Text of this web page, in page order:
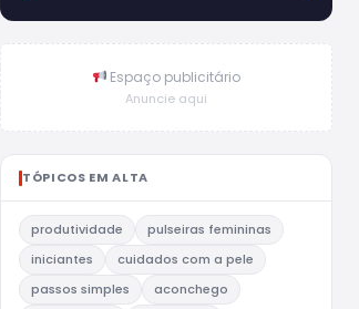
Espaço publicitário
Anuncie aqui
TÓPICOS EM ALTA
produtividade
pulseiras femininas
iniciantes
cuidados com a pele
passos simples
aconchego